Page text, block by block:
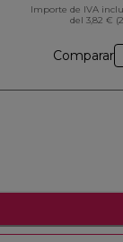
Importe de IVA
del 3,82 €
Comparar